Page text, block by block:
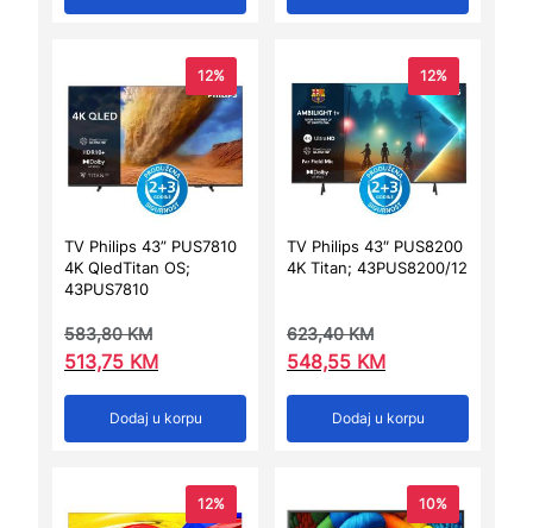
12%
TV Philips 43” PUS7810
4K QledTitan OS;
43PUS7810
583,80KM
513,75 KM
Dodaj u korpu
12%
TV Philips 43″ PUS8200
4K Titan; 43PUS8200/12
623,40KM
548,55 KM
Dodaj u korpu
12% 10%